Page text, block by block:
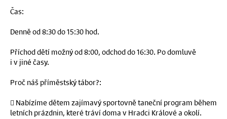
Čas:
Denně od 8:30 do 15:30 hod.
Příchod dětí možný od 8:00, odchod do 16:30. Po domluvě
i v jiné časy.
Proč náš příměstský tábor?:
 Nabízíme dětem zajímavý sportovně taneční program během
letních prázdnin, které tráví doma v Hradci Králové a okolí.